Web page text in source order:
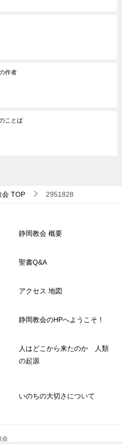
作者
ことば
会 TOP 2951828
静岡教会 概要
聖書Q&A
アクセス 地図
静岡教会のHPへようこそ！
人はどこから来たのか 人類
の起源
いのちの大切さについて
会